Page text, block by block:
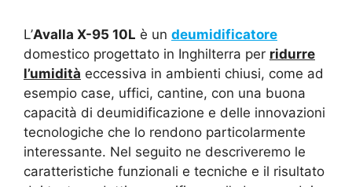
L’Avalla X-95 10L è un deumidificatore
domestico progettato in Inghilterra per ridurre
l’umidità eccessiva in ambienti chiusi, come ad
esempio case, uffici, cantine, con una buona
capacità di deumidificazione e delle innovazioni
tecnologiche che lo rendono particolarmente
interessante. Nel seguito ne descriveremo le
caratteristiche funzionali e tecniche e il risultato